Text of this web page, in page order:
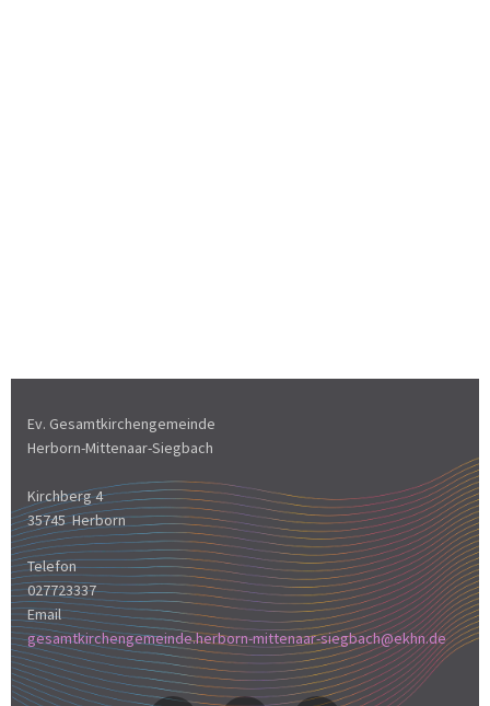
Ev. Gesamtkirchengemeinde
Herborn-Mittenaar-Siegbach
Kirchberg 4
35745 Herborn
Telefon
027723337
Email
gesamtkirchengemeinde.herborn-mittenaar-siegbach@ekhn.de